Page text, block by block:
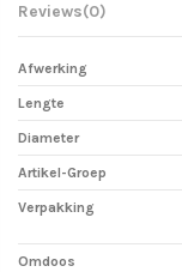
Reviews(0)
Afwerking
Lengte
Diameter
Artikel-Groep
Verpakking
Omdoos